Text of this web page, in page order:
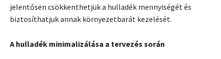
jelentősen csökkenthetjük a hulladék mennyiségét és
biztosíthatjuk annak környezetbarát kezelését.
A hulladék minimalizálása a tervezés során